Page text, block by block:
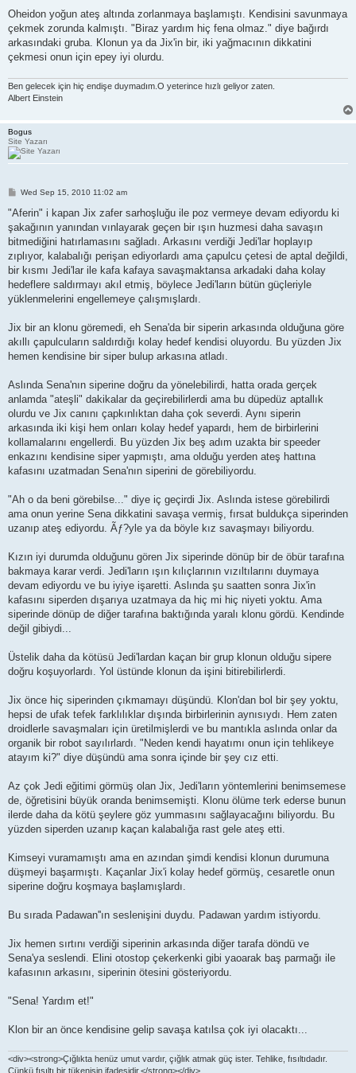
Oheidon yoğun ateş altında zorlanmaya başlamıştı. Kendisini savunmaya
çekmek zorunda kalmıştı. "Biraz yardım hiç fena olmaz." diye bağırdı
arkasındaki gruba. Klonun ya da Jix'in bir, iki yağmacının dikkatini
çekmesi onun için epey iyi olurdu.
Ben gelecek için hiç endişe duymadım.O yeterince hızlı geliyor zaten.
Albert Einstein
Bogus
Site Yazarı
P
s
Wed Sep 15, 2010 11:02 am
"Aferin" i kapan Jix zafer sarhoşluğu ile poz vermeye devam ediyordu ki
şakağının yanından vınlayarak geçen bir ışın huzmesi daha savaşın
bitmediğini hatırlamasını sağladı. Arkasını verdiği Jedi'lar hoplayıp
zıplıyor, kalabalığı perişan ediyorlardı ama çapulcu çetesi de aptal değildi,
bir kısmı Jedi'lar ile kafa kafaya savaşmaktansa arkadaki daha kolay
hedeflere saldırmayı akıl etmiş, böylece Jedi'ların bütün güçleriyle
yüklenmelerini engellemeye çalışmışlardı.
Jix bir an klonu göremedi, eh Sena'da bir siperin arkasında olduğuna göre
akıllı çapulcuların saldırdığı kolay hedef kendisi oluyordu. Bu yüzden Jix
hemen kendisine bir siper bulup arkasına atladı.
Aslında Sena'nın siperine doğru da yönelebilirdi, hatta orada gerçek
anlamda "ateşli" dakikalar da geçirebilirlerdi ama bu düpedüz aptallık
olurdu ve Jix canını çapkınlıktan daha çok severdi. Aynı siperin
arkasında iki kişi hem onları kolay hedef yapardı, hem de birbirlerini
kollamalarını engellerdi. Bu yüzden Jix beş adım uzakta bir speeder
enkazını kendisine siper yapmıştı, ama olduğu yerden ateş hattına
kafasını uzatmadan Sena'nın siperini de görebiliyordu.
"Ah o da beni görebilse..." diye iç geçirdi Jix. Aslında istese görebilirdi
ama onun yerine Sena dikkatini savaşa vermiş, fırsat buldukça siperinden
uzanıp ateş ediyordu. Ãƒ?yle ya da böyle kız savaşmayı biliyordu.
Kızın iyi durumda olduğunu gören Jix siperinde dönüp bir de öbür tarafına
bakmaya karar verdi. Jedi'ların ışın kılıçlarının vızıltılarını duymaya
devam ediyordu ve bu iyiye işaretti. Aslında şu saatten sonra Jix'in
kafasını siperden dışarıya uzatmaya da hiç mi hiç niyeti yoktu. Ama
siperinde dönüp de diğer tarafına baktığında yaralı klonu gördü. Kendinde
değil gibiydi...
Üstelik daha da kötüsü Jedi'lardan kaçan bir grup klonun olduğu sipere
doğru koşuyorlardı. Yol üstünde klonun da işini bitirebilirlerdi.
Jix önce hiç siperinden çıkmamayı düşündü. Klon'dan bol bir şey yoktu,
hepsi de ufak tefek farklılıklar dışında birbirlerinin aynısıydı. Hem zaten
droidlerle savaşmaları için üretilmişlerdi ve bu mantıkla aslında onlar da
organik bir robot sayılırlardı. "Neden kendi hayatımı onun için tehlikeye
atayım ki?" diye düşündü ama sonra içinde bir şey cız etti.
Az çok Jedi eğitimi görmüş olan Jix, Jedi'ların yöntemlerini benimsemese
de, öğretisini büyük oranda benimsemişti. Klonu ölüme terk ederse bunun
ilerde daha da kötü şeylere göz yummasını sağlayacağını biliyordu. Bu
yüzden siperden uzanıp kaçan kalabalığa rast gele ateş etti.
Kimseyi vuramamıştı ama en azından şimdi kendisi klonun durumuna
düşmeyi başarmıştı. Kaçanlar Jix'i kolay hedef görmüş, cesaretle onun
siperine doğru koşmaya başlamışlardı.
Bu sırada Padawan''ın seslenişini duydu. Padawan yardım istiyordu.
Jix hemen sırtını verdiği siperinin arkasında diğer tarafa döndü ve
Sena'ya seslendi. Elini otostop çekerkenki gibi yaoarak baş parmağı ile
kafasının arkasını, siperinin ötesini gösteriyordu.
"Sena! Yardım et!"
Klon bir an önce kendisine gelip savaşa katılsa çok iyi olacaktı...
<div><strong>Çığlıkta henüz umut vardır, çığlık atmak güç ister. Tehlike, fısıltıdadır.
Çünkü fısıltı bir tükenişin ifadesidir.</strong></div>